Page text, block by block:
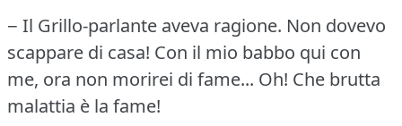
− Il Grillo-parlante aveva ragione. Non dovevo
scappare di casa! Con il mio babbo qui con
me, ora non morirei di fame... Oh! Che brutta
malattia è la fame!